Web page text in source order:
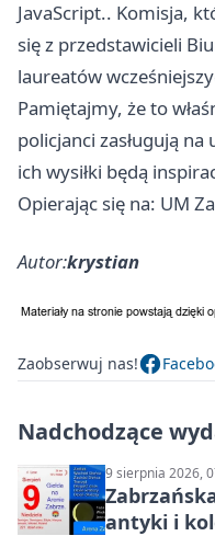
JavaScript.. Komisja,
się z przedstawicieli
laureatów
Pamiętajmy, że to
policjanci zasługują
ich wysiłki będą
Opierając się na: UM
Autor:krystian
Zaobserwuj nas!
Nadchodzące
9 sierpnia 2026,
antyki i